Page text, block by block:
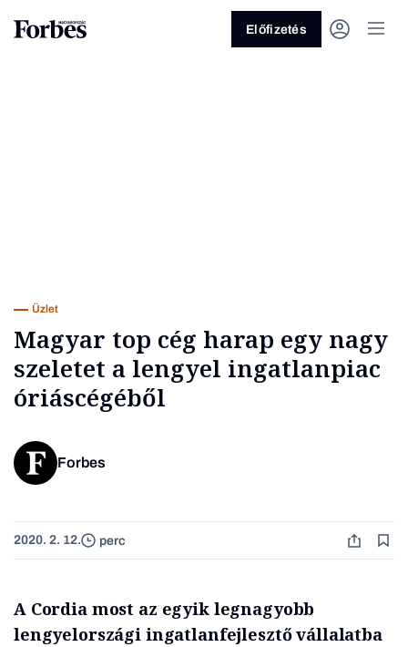
Előfizetés
Üzlet
Magyar top cég harap egy nagy
szeletet a lengyel ingatlanpiac
óriáscégéből
Forbes
2020. 2. 12. perc
A Cordia most az egyik legnagyobb
lengyelországi ingatlanfejlesztő vállalatba